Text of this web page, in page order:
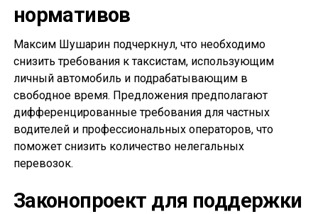
нормативов
Максим Шушарин подчеркнул, что необходимо
снизить требования к таксистам, использующим
личный автомобиль и подрабатывающим в
свободное время. Предложения предполагают
дифференцированные требования для частных
водителей и профессиональных операторов, что
поможет снизить количество нелегальных
перевозок.
Законопроект для поддержки